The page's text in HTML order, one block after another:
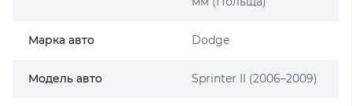
Марка авто Dodge
Модель авто Sprinter II (2006–2009)